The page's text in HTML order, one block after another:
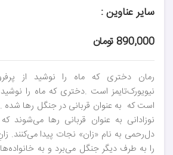
سایر عناوین :
890,000 تومان
رمان دختری که ماه را نوشید از
نیویورک‌تایمز است .دختری که ماه را
است که به عنوان قربانی در جنگل رها شده
نوزادانی به عنوان قربانی رها می‌شوند
دل‌رحمی به نام «زان» نجات پیدا می‌کنند.
را به طرف دیگر جنگل می‌برد و به